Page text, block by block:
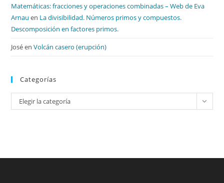
Matemáticas: fracciones y operaciones combinadas – Web de Eva
Arnau en La divisibilidad. Números primos y compuestos.
Descomposición en factores primos.
JoséenVolcán casero (erupción)
Categorías
Categorías
Elegir la categoría